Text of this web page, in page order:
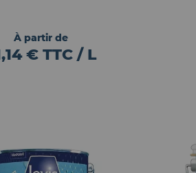
À partir de
€ TTC / L